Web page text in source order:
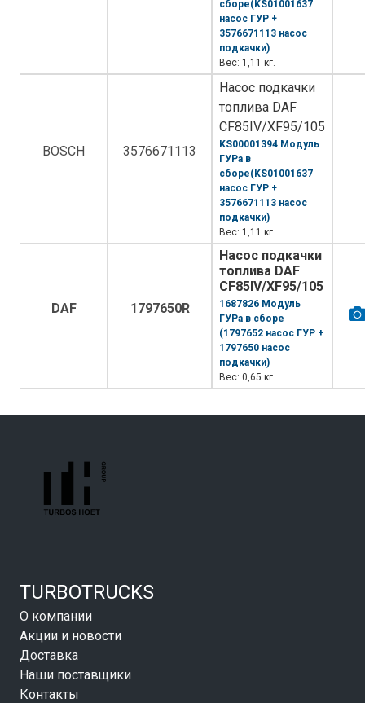
сборе(KS01001637
насос ГУР +
3576671113 насос
подкачки)
Вес: 1,11 кг.
BOSCH 3576671113
Насос подкачки
топлива DAF
CF85IV/XF95/105
KS00001394 Модуль
ГУРа в
сборе(KS01001637
насос ГУР +
3576671113 насос
подкачки)
Вес: 1,11 кг.
DAF 1797650R
Насос подкачки
топлива DAF
CF85IV/XF95/105
1687826 Модуль
ГУРа в сборе
(1797652 насос ГУР +
1797650 насос
подкачки)
Вес: 0,65 кг.
TURBOTRUCKS
О компании
Акции и новости
Доставка
Наши поставщики
Контакты